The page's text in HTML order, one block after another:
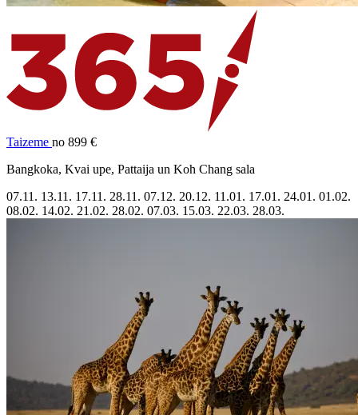
Taizeme no 899 €
Bangkoka, Kvai upe, Pattaija un Koh Chang sala
07.11. 13.11. 17.11. 28.11. 07.12. 20.12. 11.01. 17.01. 24.01. 01.02.
08.02. 14.02. 21.02. 28.02. 07.03. 15.03. 22.03. 28.03.